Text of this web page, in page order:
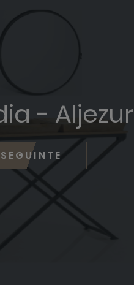
- Aljezur
SEGUINTE